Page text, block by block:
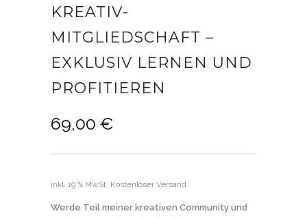
KREATIV-
MITGLIEDSCHAFT –
EXKLUSIV LERNEN UND
PROFITIEREN
69,00 €
inkl. 19 % MwSt. Kostenloser Versand
Werde Teil meiner kreativen Community und